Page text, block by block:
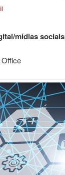
mídias sociais